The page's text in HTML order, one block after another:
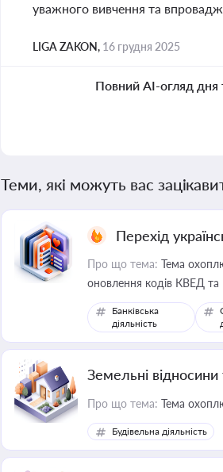
уважного вивчення та
LIGA ZAKON, 16 грудня 2025
Повний AI-огляд дня
Теми, які можуть вас
Перехід
Про що тема: Тема
оновлення кодів КВЕД та
Банківська
діяльність
Земельні відносини
Про що тема: Тема
Будівельна діяльність